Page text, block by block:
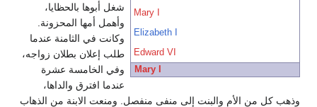
Mary I
Elizabeth I
Edward VI
Mary I
شغل أبوها بالحظايا،
وأهمل أمها المحزونة.
وكانت في الثامنة عندما
طلب إعلان بطلان زواجه،
وفي الخامسة عشرة
عندما افترق والداها،
وذهب كل من الأم والبنت إلى منفى منفصل. ومنعت الابنة من الذهاب